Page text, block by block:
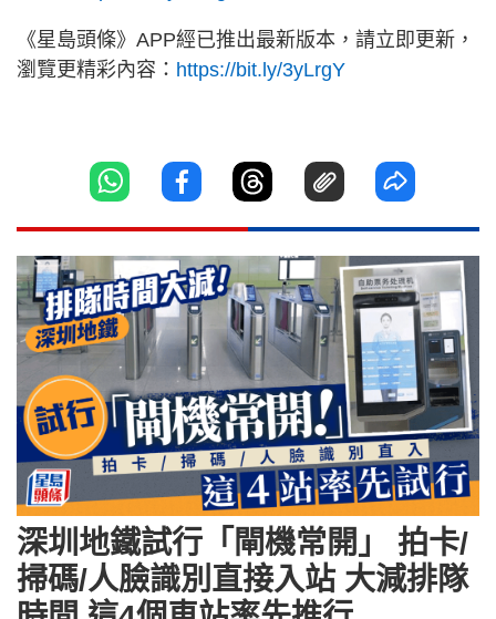
《星島頭條》APP經已推出最新版本，請立即更新，
瀏覽更精彩內容： https://bit.ly/3yLrgY
深圳地鐵試行「閘機常開」 拍卡/
掃碼/人臉識別直接入站 大減排隊